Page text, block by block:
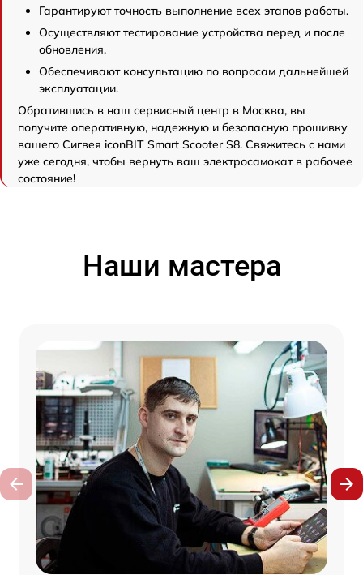
Гарантируют точность выполнение всех этапов работы.
Осуществляют тестирование устройства перед и после
обновления.
Обеспечивают консультацию по вопросам дальнейшей
эксплуатации.
Обратившись в наш сервисный центр в Москва, вы
получите оперативную, надежную и безопасную прошивку
вашего Сигвея iconBIT Smart Scooter S8. Свяжитесь с нами
уже сегодня, чтобы вернуть ваш электросамокат в рабочее
состояние!
Наши мастера